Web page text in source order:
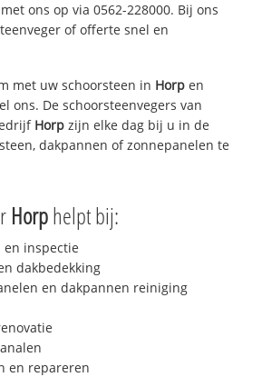
ons op via 0562-228000. Bij ons
of offerte snel en
met uw schoorsteen in Horp en
ons. De schoorsteenvegers van
Horp zijn elke dag bij u in de
dakpannen of zonnepanelen te
Horphelpt bij:
en inspectie
dakbedekking
en dakpannen reiniging
en repareren